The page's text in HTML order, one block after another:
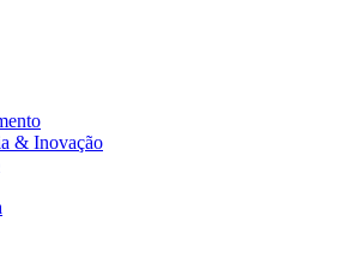
& Inovação